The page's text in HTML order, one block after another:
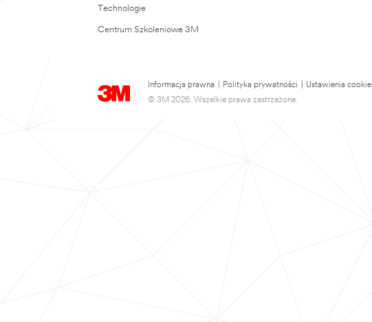
Technologie
Centrum Szkoleniowe 3M
Informacja prawna Polityka prywatności
Ustawienia cookie
© 3M 2026. Wszelkie prawa zastrzeżone.